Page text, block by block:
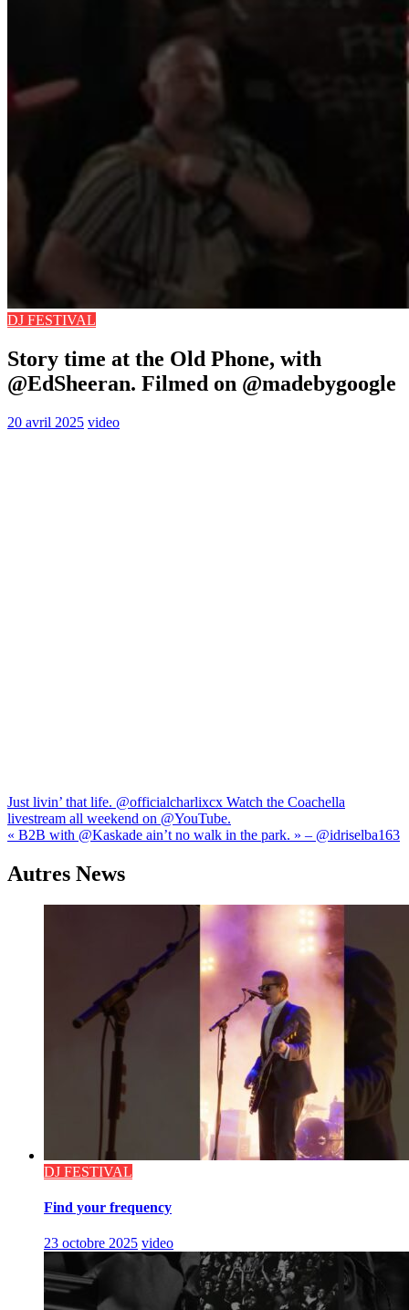
DJ FESTIVAL
Story time at the Old Phone, with
@EdSheeran. Filmed on @madebygoogle
20 avril 2025 video
Navigation
de
Just livin’ that life. ​@officialcharlixcx Watch the Coachella
livestream all weekend on ​⁠@YouTube.
« B2B with ​⁠@Kaskade ain’t no walk in the park. » – ​​⁠@idriselba163
Autres News
DJ FESTIVAL
Find your frequency
23 octobre 2025 video